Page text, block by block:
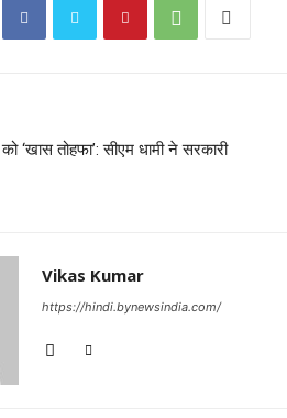
‘खास तोहफा’: सीएम धामी ने सरकारी
Vikas Kumar
https://hindi.bynewsindia.com/